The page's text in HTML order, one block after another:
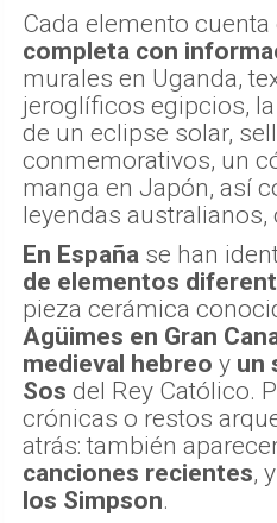
Cada elemento cuenta
completa con
murales en Uganda,
jeroglíficos egipcios,
de un eclipse solar,
conmemorativos, un
manga en Japón, así
leyendas australianos,
En España se han
de elementos
pieza cerámica
Agüimes en Gran
medieval hebreo y un
Sos del Rey Católico.
crónicas o restos
atrás: también
canciones recientes,
los Simpson.